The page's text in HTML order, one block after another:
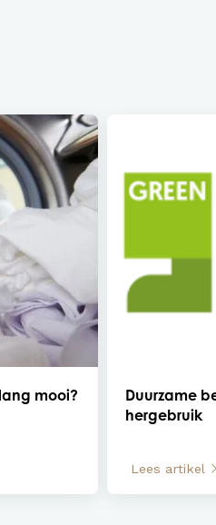
mooi?
Duurzame
hergebruik
Lees artikel